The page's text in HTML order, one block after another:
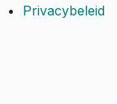
• Privacybeleid